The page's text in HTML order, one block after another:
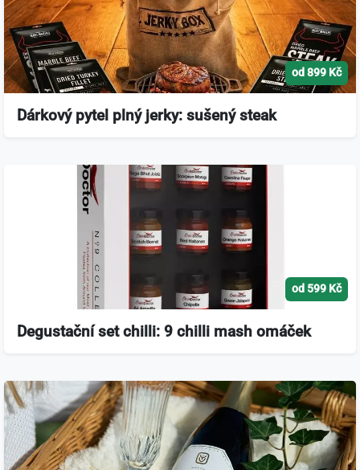
od 899 Kč
Dárkový pytel plný jerky: sušený steak
od 599 Kč
Degustační set chilli: 9 chilli mash omáček